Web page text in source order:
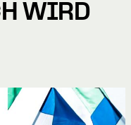
WIRD